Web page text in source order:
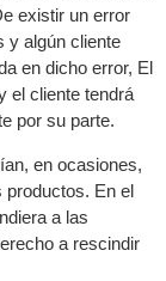
existir un error
y algún cliente
en dicho error, El
el cliente tendrá
por su parte.
en ocasiones,
productos. En el
a las
a rescindir